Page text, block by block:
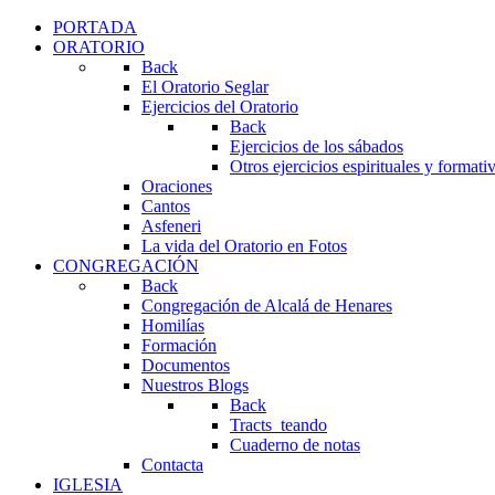
PORTADA
ORATORIO
Back
El Oratorio Seglar
Ejercicios del Oratorio
Back
Ejercicios de los sábados
Otros ejercicios espirituales y
Oraciones
Cantos
Asfeneri
La vida del Oratorio en Fotos
CONGREGACIÓN
Back
Congregación de Alcalá de Henares
Homilías
Formación
Documentos
Nuestros Blogs
Back
Tracts_teando
Cuaderno de notas
Contacta
IGLESIA